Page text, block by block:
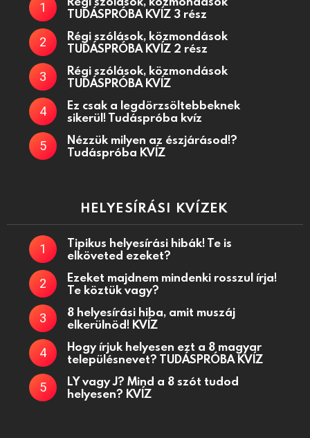
TUDÁSPRÓBA KVÍZ 3 rész
Régi szólások, közmondások
TUDÁSPRÓBA KVÍZ 2 rész
Régi szólások, közmondások
TUDÁSPRÓBA KVÍZ
Ez csak a legdörzsöltebbeknek
sikerül! Tudáspróba kvíz
Nézzük milyen az észjárásod!?
Tudáspróba KVÍZ
HELYESÍRÁSI KVÍZEK
Tipikus helyesírási hibák! Te is
elköveted ezeket?
Ezeket majdnem mindenki rosszul írja!
Te köztük vagy?
8 helyesírási hiba, amit muszáj
elkerülnöd! KVÍZ
Hogy írjuk helyesen ezt a 8 magyar
településnevet? TUDÁSPRÓBA KVÍZ
LY vagy J? Mind a 8 szót tudod
helyesen? KVÍZ